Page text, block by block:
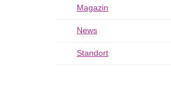
Magazin Magazin als
NewsNews als Filter
StandortStandort als